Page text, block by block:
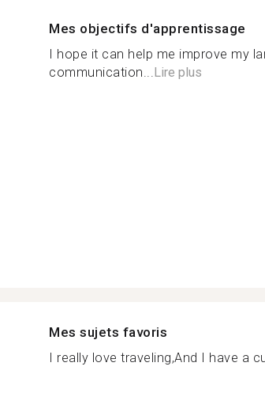
Mes objectifs d'apprentissage
I hope it can help me improve my
communication...Lire plus
Mes sujets favoris
I really love traveling,And I have a